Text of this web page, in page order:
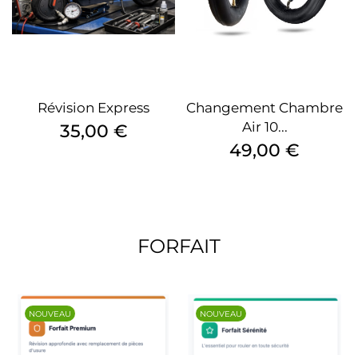
Révision Express
Prix
35,00 €
Changement Chambre
Air 10...
Prix
49,00 €
FORFAIT
NOUVEAU NOUVEAU